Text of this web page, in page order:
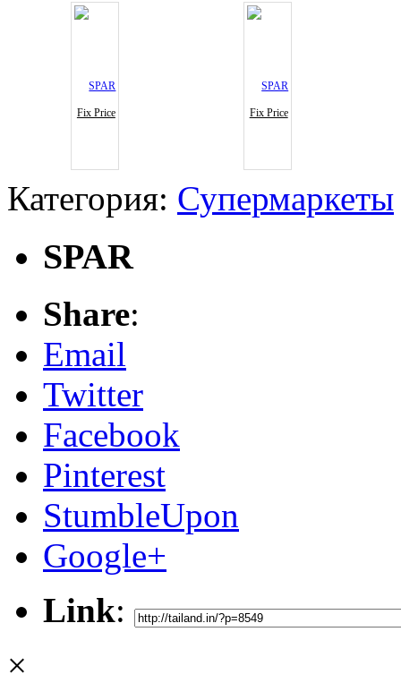
Fix Price Fix Price
Категория: Супермаркеты
SPAR
Share:
Email
Twitter
Facebook
Pinterest
StumbleUpon
Google+
Link:
×